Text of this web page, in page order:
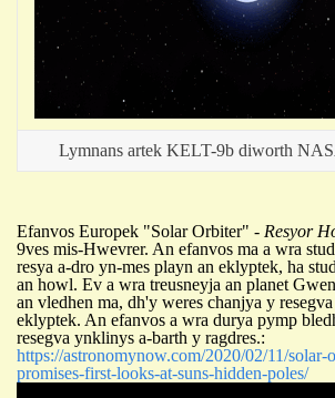
Lymnans artek KELT-9b diworth
Efanvos Europek "Solar Orbiter" - Resyor
9ves mis-Hwevrer. An efanvos ma a wra
resya a-dro yn-mes playn an eklyptek, ha
an howl. Ev a wra treusneyja an planet
an vledhen ma, dh'y weres chanjya y
eklyptek. An efanvos a wra durya pymp
resegva ynklinys a-barth y ragdres.:
https://astronomynow.com/2020/02/11/solar-
promises-first-looks-at-suns-hidden-poles/